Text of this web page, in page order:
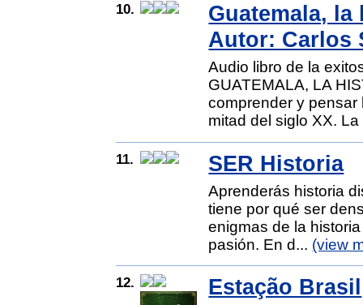
10.
Guatemala, la
Autor: Carlos
Audio libro de la
GUATEMALA, LA
comprender y
mitad del siglo XX.
11. SER Historia
Aprenderás historia
tiene por qué ser
enigmas de la
pasión. En d... (view
12. Estação Brasil